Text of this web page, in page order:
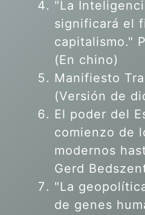
"La
significará el
capitalismo."
(En chino)
Manifiesto
(Versión de
El poder del
comienzo de
modernos
Gerd
"La
de genes